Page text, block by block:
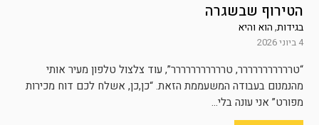
הטירוף שבשגרה
בגידות,הוא והיא
4 ביוני 2026
“טררררררררררר, טררררררררררר”, עוד צלצול טלפון מעיר אותי
מהנמנום בעבודה המשעממת הזאת. “כן,כן, אשלח לכם דוח מכירות
מפורט” אני עונה בלי...